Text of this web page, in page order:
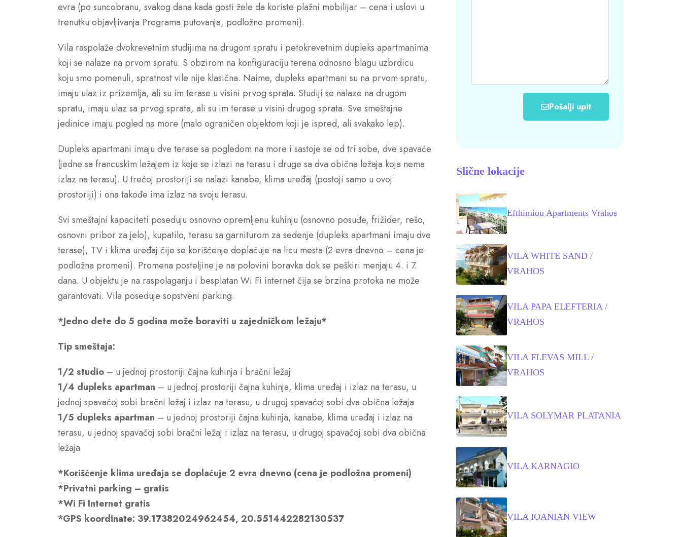
evra (po suncobranu, svakog dana kada gosti žele da koriste plažni mobilijar – cena i uslovi u
trenutku objavljivanja Programa putovanja, podložno promeni).
Vila raspolaže dvokrevetnim studijima na drugom spratu i petokrevetnim dupleks apartmanima
koji se nalaze na prvom spratu. S obzirom na konfiguraciju terena odnosno blagu uzbrdicu
koju smo pomenuli, spratnost vile nije klasična. Naime, dupleks apartmani su na prvom spratu,
imaju ulaz iz prizemlja, ali su im terase u visini prvog sprata. Studiji se nalaze na drugom
spratu, imaju ulaz sa prvog sprata, ali su im terase u visini drugog sprata. Sve smeštajne
jedinice imaju pogled na more (malo ograničen objektom koji je ispred, ali svakako lep).
Dupleks apartmani imaju dve terase sa pogledom na more i sastoje se od tri sobe, dve spavaće
(jedne sa francuskim ležajem iz koje se izlazi na terasu i druge sa dva obična ležaja koja nema
izlaz na terasu). U trećoj prostoriji se nalazi kanabe, klima uređaj (postoji samo u ovoj
prostoriji) i ona takođe ima izlaz na svoju terasu.
Svi smeštajni kapaciteti poseduju osnovno opremljenu kuhinju (osnovno posuđe, frižider, rešo,
osnovni pribor za jelo), kupatilo, terasu sa garniturom za sedenje (dupleks apartmani imaju dve
terase), TV i klima uređaj čije se korišćenje doplaćuje na licu mesta (2 evra dnevno – cena je
podložna promeni). Promena posteljine je na polovini boravka dok se peškiri menjaju 4. i 7.
dana. U objektu je na raspolaganju i besplatan Wi Fi internet čija se brzina protoka ne može
garantovati. Vila poseduje sopstveni parking.
*Jedno dete do 5 godina može boraviti u zajedničkom ležaju*
Tip smeštaja:
1/2 studio – u jednoj prostoriji čajna kuhinja i bračni ležaj
1/4 dupleks apartman – u jednoj prostoriji čajna kuhinja, klima uređaj i izlaz na terasu, u
jednoj spavaćoj sobi bračni ležaj i izlaz na terasu, u drugoj spavaćoj sobi dva obična ležaja
1/5 dupleks apartman – u jednoj prostoriji čajna kuhinja, kanabe, klima uređaj i izlaz na
terasu, u jednoj spavaćoj sobi bračni ležaj i izlaz na terasu, u drugoj spavaćoj sobi dva obična
ležaja
*Korišćenje klima uređaja se doplaćuje 2 evra dnevno (cena je podložna promeni)
*Privatni parking – gratis
*Wi Fi Internet gratis
*GPS koordinate: 39.17382024962454, 20.551442282130537
Pošalji upit
Slične lokacije
Efthimiou Apartments Vrahos
VILA WHITE SAND /
VRAHOS
VILA PAPA ELEFTERIA /
VRAHOS
VILA FLEVAS MILL /
VRAHOS
VILA SOLYMAR PLATANIA
VILA KARNAGIO
VILA IOANIAN VIEW